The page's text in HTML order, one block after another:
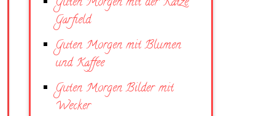
Garfield
Guten Morgen mit Blumen
und Kaffee
Guten Morgen Bilder mit
Wecker